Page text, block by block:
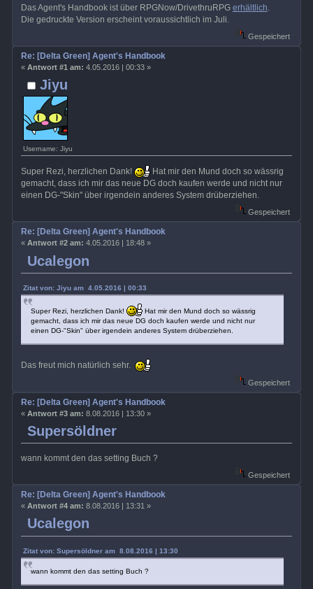
Das Agent's Handbook ist über RPGNow/DrivethruRPG erhältlich
Die gedruckte Version erscheint voraussichtlich im Juli.
Gespeichert
Jiyu
Username: Jiyu
Re: [Delta Green] Agent's Handbook
« Antwort #1 am: 4.05.2016 | 00:33 »
Super Rezi, herzlichen Dank!
Hat mir den Mund doch so wässrig
gemacht, dass ich mir das neue DG doch kaufen werde und nicht nur
einen DG-"Skin" über irgendein anderes System drüberziehen.
Gespeichert
Ucalegon
Re: [Delta Green] Agent's Handbook
« Antwort #2 am: 4.05.2016 | 18:48 »
Zitat von: Jiyu am 4.05.2016 | 00:33
Super Rezi, herzlichen Dank!
Hat mir den Mund doch so wässrig
gemacht, dass ich mir das neue DG doch kaufen werde und nicht nur
einen DG-"Skin" über irgendein anderes System drüberziehen.
Das freut mich natürlich sehr.
Gespeichert
Supersöldner
Re: [Delta Green] Agent's Handbook
« Antwort #3 am: 8.08.2016 | 13:30 »
wann kommt den das setting Buch ?
Gespeichert
Ucalegon
Re: [Delta Green] Agent's Handbook
« Antwort #4 am: 8.08.2016 | 13:31 »
Zitat von: Supersöldner am 8.08.2016 | 13:30
wann kommt den das setting Buch ?